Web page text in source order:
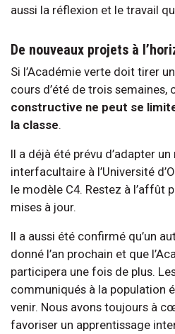
aussi la réflexion et le travail
De nouveaux projets à
Si l’Académie verte doit tirer
cours d’été de trois semaines,
constructive ne peut se
la classe.
Il a déjà été prévu d’adapter
interfacultaire à l’Université
le modèle C4. Restez à l’affût
mises à jour.
Il a aussi été confirmé qu’un
donné l’an prochain et que
participera une fois de plus.
communiqués à la population
venir. Nous avons toujours à
favoriser un apprentissage